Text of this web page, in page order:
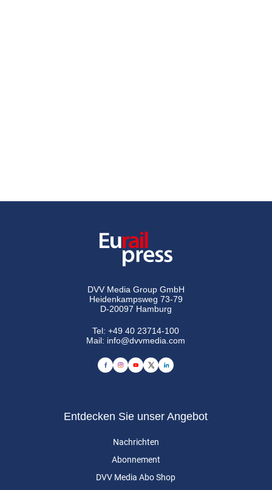
DVV Media Group GmbH
Heidenkampsweg 73-79
D-20097 Hamburg
Tel:+49 40 23714-100
Mail: info@dvvmedia.com
Entdecken Sie unser Angebot
Nachrichten
Abonnement
DVV Media Abo Shop